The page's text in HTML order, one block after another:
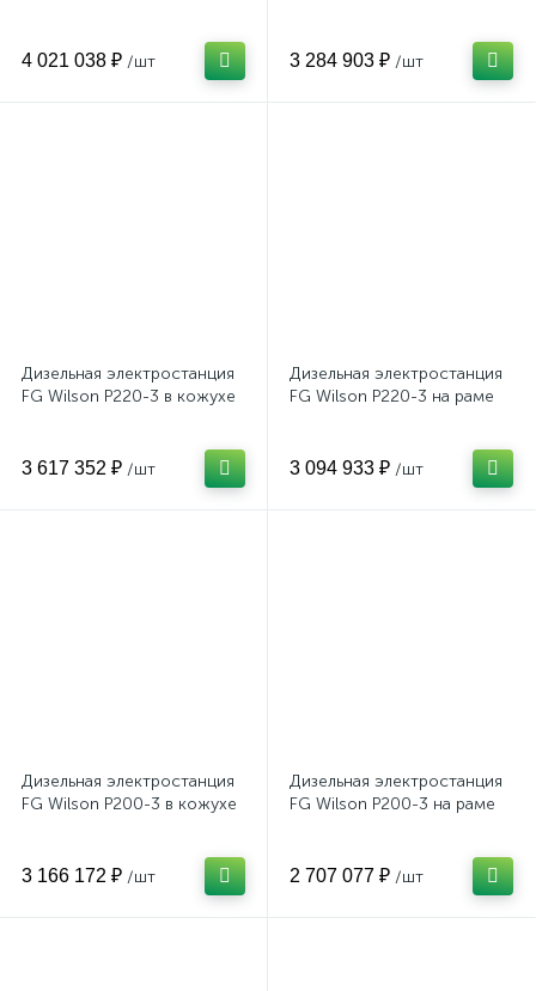
4 021 038 ₽ /шт 3 284 903 ₽ /шт
Дизельная электростанция
FG Wilson P220-3 в кожухе
3 617 352 ₽ /шт
Дизельная электростанция
FG Wilson P220-3 на раме
3 094 933 ₽ /шт
Дизельная электростанция
FG Wilson P200-3 в кожухе
3 166 172 ₽ /шт
Дизельная электростанция
FG Wilson P200-3 на раме
2 707 077 ₽ /шт